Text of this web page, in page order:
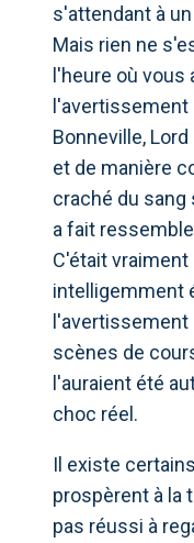
s'attendant à
Mais rien ne
l'heure où vous
l'avertissement
Bonneville,
et de manière
craché du sang
a fait
C'était
intelligemment
l'avertissement
scènes de
l'auraient été
choc réel.
Il existe
prospèrent à la
pas réussi à